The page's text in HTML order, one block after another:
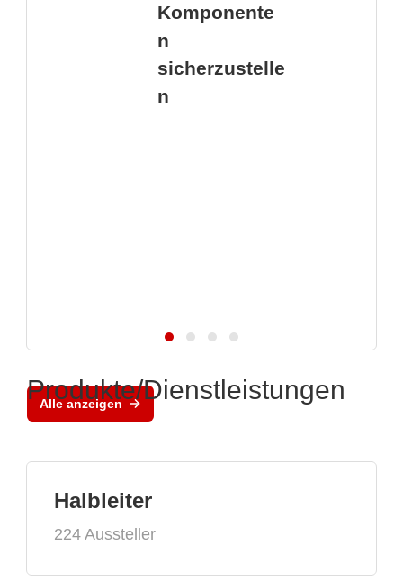
Komponente
n
sicherzustelle
n
Alle anzeigen
Produkte/Dienstleistungen
Halbleiter
224 Aussteller